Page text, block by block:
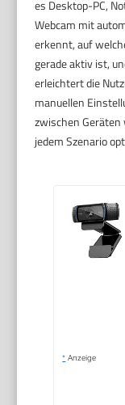
es Desktop-PC,
Webcam mit
erkennt, auf
gerade aktiv ist,
erleichtert die
manuellen
zwischen
jedem Szenario
* Anzeige